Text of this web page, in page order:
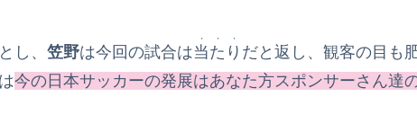
し、 笠野は今回の試合は当たり
・・・
だと返し、観客の目も
は今の日本サッカーの発展はあなた方スポンサーさん達